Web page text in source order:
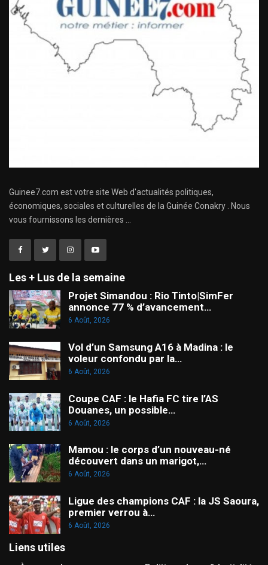
Guinee7.com est votre site Web d'actualités politiques,
économiques, sociales et culturelles de la Guinée Conakry . Nous
vous fournissons les dernières ...
Les + Lus de la semaine
Projet Simandou : Rio Tinto|SimFer
annonce 77 % d’avancement…
6 Août, 2026
Vol d’un Samsung A16 à Madina : le
voleur confondu par la…
6 Août, 2026
Coupe CAF : le Hafia FC tire l’AS
Douanes, un possible…
6 Août, 2026
Mamou : le corps d’un nouveau-né
découvert dans un marigot,…
6 Août, 2026
Ligue des champions CAF : la JS Saoura,
premier verrou à…
6 Août, 2026
Liens utiles